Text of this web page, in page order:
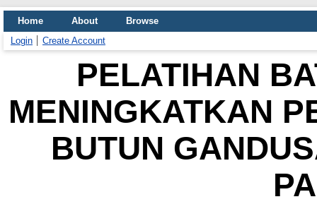
Home About
Browse
Login
Create Account
PELATIHAN
MENINGKATKAN
BUTUN